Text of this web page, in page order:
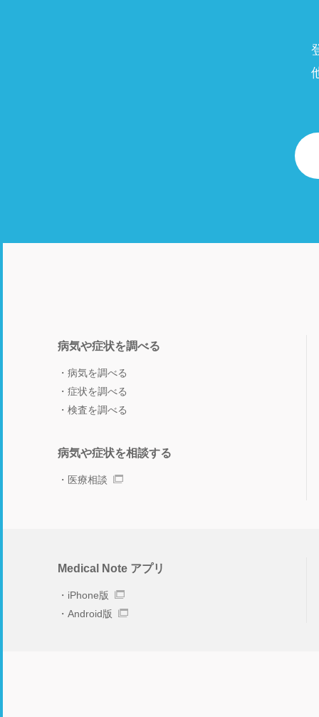
病気や症状を調べる
病気を調べる
症状を調べる
検査を調べる
病気や症状を相談する
医療相談
Medical Note アプリ
iPhone版
Android版